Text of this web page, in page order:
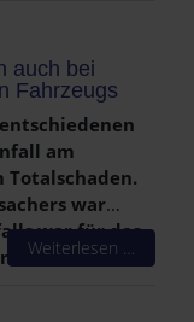
auch bei
des kaputten Fahrzeugs
am
Totalschaden.
war
war für das
Weiterlesen …